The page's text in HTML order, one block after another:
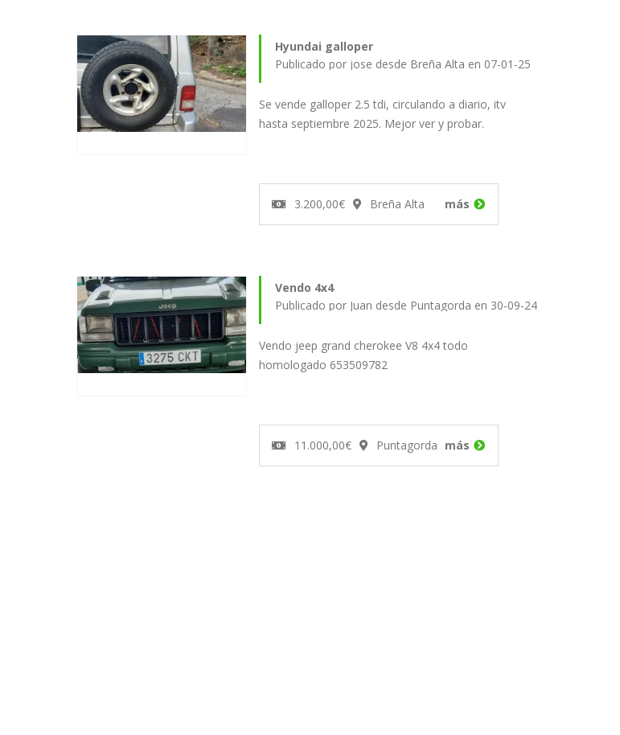
Hyundai galloper
Publicado por jose desde Breña Alta en 07-01-25
Se vende galloper 2.5 tdi, circulando a diario, itv
hasta septiembre 2025. Mejor ver y probar.
3.200,00€ Breña Alta más
Vendo 4x4
Publicado por Juan desde Puntagorda en 30-09-24
Vendo jeep grand cherokee V8 4x4 todo
homologado 653509782
11.000,00€ Puntagorda más